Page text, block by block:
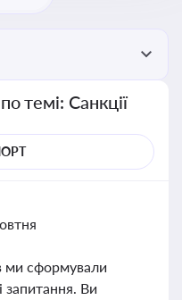
темі: Санкції
ми сформували
запитання. Ви